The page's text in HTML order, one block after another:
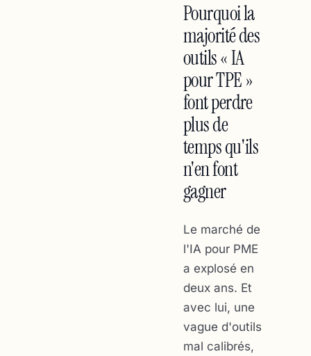
Pourquoi la
majorité des
outils « IA
pour TPE »
font perdre
plus de
temps qu'ils
n'en font
gagner
Le marché de
l'IA pour PME
a explosé en
deux ans. Et
avec lui, une
vague d'outils
mal calibrés,